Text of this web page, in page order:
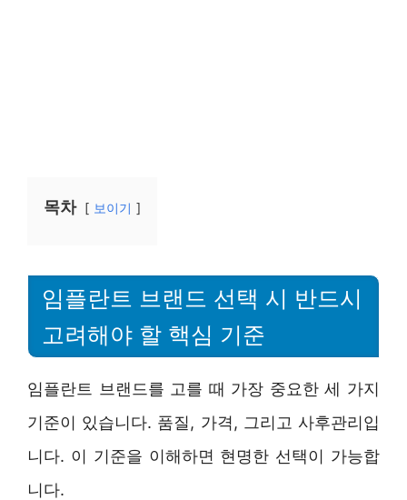
목차 보이기
임플란트 브랜드 선택 시 반드시
고려해야 할 핵심 기준
임플란트 브랜드를 고를 때 가장 중요한 세 가지
기준이 있습니다. 품질, 가격, 그리고 사후관리입
니다. 이 기준을 이해하면 현명한 선택이 가능합
니다.